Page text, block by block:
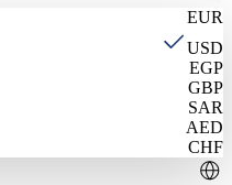
EUR
USD
EGP
GBP
SAR
AED
CHF